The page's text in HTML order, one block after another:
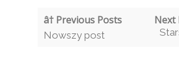
â† Previous Posts
Nowszy post
Next